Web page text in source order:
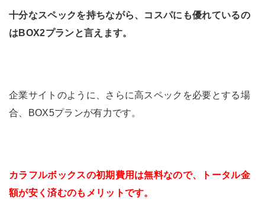
十分なスペックを持ちながら、コスパにも優れているの
はBOX2プランと言えます。
企業サイトのように、さらに高スペックを必要とする場
合、BOX5プランが有力です。
カラフルボックスの初期費用は無料なので、トータル金
額が安く済むのもメリットです。